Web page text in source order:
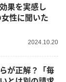
果を実感し
性に聞いた
2024.10.20
が正解？「毎